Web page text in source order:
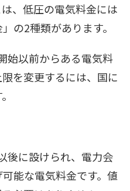
、低圧の電気料金には
の2種類があります。
始以前からある電気料
を変更するには、国に
後に設けられ、電力会
能な電気料金です。値